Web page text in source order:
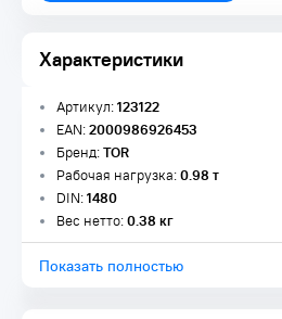
Характеристики
Артикул:123122
EAN:2000986926453
Бренд:TOR
Рабочая нагрузка:0.98 т
DIN:1480
Вес нетто:0.38 кг
Показать полностью